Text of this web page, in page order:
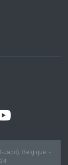
Jaco), Belgique. -